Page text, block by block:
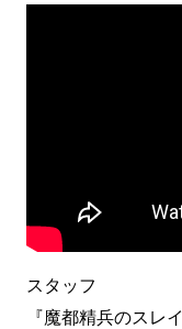
スタッフ
『魔都精兵のスレ